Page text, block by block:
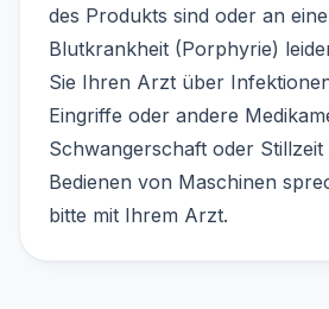
des Produkts sind oder an
Blutkrankheit (Porphyrie)
Sie Ihren Arzt über
Eingriffe oder andere
Schwangerschaft oder Stillzeit
Bedienen von Maschinen
bitte mit Ihrem Arzt.